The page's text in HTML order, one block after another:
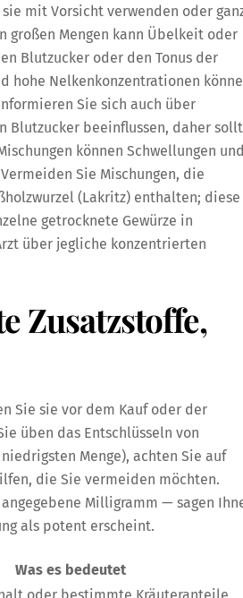
mit Vorsicht verwenden oder
großen Mengen kann Übelkeit oder
Blutzucker oder den Tonus der
hohe Nelkenkonzentrationen
Sie sich auch über
Blutzucker beeinflussen, daher
können Schwellungen
Sie Mischungen, die
(Lakritz) enthalten; diese
getrocknete Gewürze in
über jegliche konzentrierten
Zusatzstoffe,
Sie sie vor dem Kauf oder der
üben das Entschlüsseln von
Menge), achten Sie auf
die Sie vermeiden möchten.
Milligramm — sagen
als potent erscheint.
Was es bedeutet